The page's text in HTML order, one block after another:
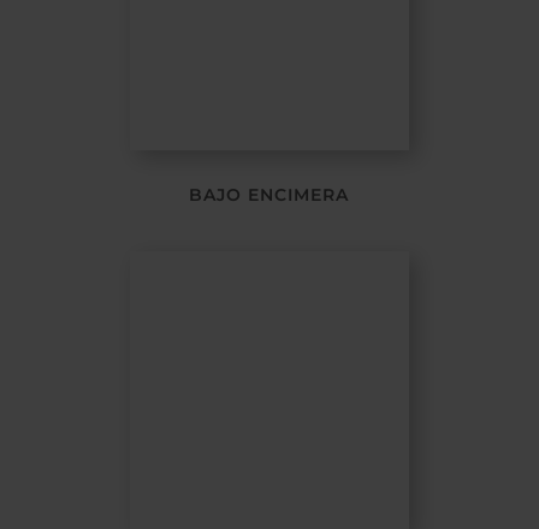
BAJO ENCIMERA